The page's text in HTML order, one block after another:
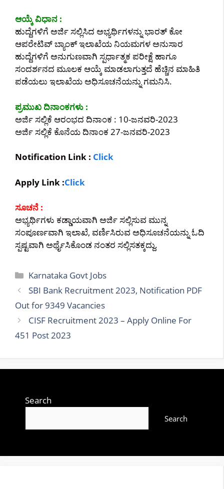
ಆಯ್ಕೆ ವಿಧಾನ :
ಹುದ್ದೆಗಳಿಗೆ ಅರ್ಜಿ ಸಲ್ಲಿಸಿದ ಅಭ್ಯರ್ಥಿಗಳನ್ನು ಭಾರತ್ ಕೋ
ಆಪರೇಟಿವ್ ಬ್ಯಾಂಕ್ ಇಲಾಖೆಯ ನಿಯಮಗಳ ಅನುಸಾರ
ಹುದ್ದೆಗಳಿಗೆ ಅನುಗುಣವಾಗಿ ಸ್ಪರ್ಧಾತ್ಮಕ ಪರೀಕ್ಷೆ ಹಾಗೂ
ಸಂದರ್ಶನದ ಮೂಲಕ ಆಯ್ಕೆ ಮಾಡಲಾಗುತ್ತದೆ ಹೆಚ್ಚಿನ ಮಾಹಿತಿ
ಪಡೆಯಲು ಇಲಾಖೆಯ ಅಧಿಸೂಚನೆಯನ್ನು ಗಮನಿಸಿ.
ಪ್ರಮುಖ ದಿನಾಂಕಗಳು :
ಅರ್ಜಿ ಸಲ್ಲಿಕೆ ಆರಂಭದ ದಿನಾಂಕ : 10-ಜನವರಿ-2023
ಅರ್ಜಿ ಸಲ್ಲಿಕೆ ಕೊನೆಯ ದಿನಾಂಕ 27-ಜನವರಿ-2023
Notification Link : Click
Apply Link :Click
ಸೂಚನೆ :
ಅಭ್ಯರ್ಥಿಗಳು ಕಡ್ಡಾಯವಾಗಿ ಅರ್ಜಿ ಸಲ್ಲಿಸುವ ಮುನ್ನ
ಸಂಪೂರ್ಣವಾಗಿ ಇಲಾಖೆ, ವರ್ಣಿಸಿರುವ ಅಧಿಸೂಚನೆಯನ್ನು ಓದಿ
ಸ್ಪಷ್ಟವಾಗಿ ಅರ್ಥೈಸಿಕೊಂಡ ನಂತರ ಸಲ್ಲಿಸತಕ್ಕದ್ದು.
Categories
Karnataka Govt Jobs
SBI Bank Recruitment 2023, Notification PDF
Out for 9349 Vacancies
CISF Recruitment 2023 – Apply Online For
451 Post 2023
Search
Search